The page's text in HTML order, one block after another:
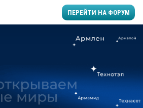
ПЕРЕЙТИ НА ФОРУМ
пластмасс
28.07.2026
ситуацией на